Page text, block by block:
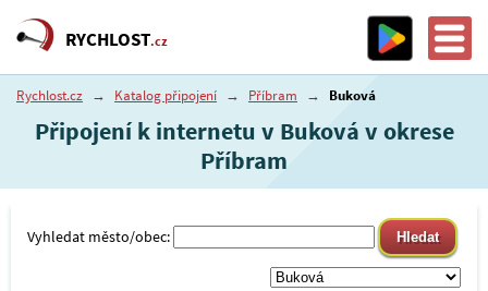
RYCHLOST.cz
Rychlost.cz → Katalog připojení → Příbram → Buková
Připojení k internetu v Buková v okrese
Příbram
Vyhledat město/obec: